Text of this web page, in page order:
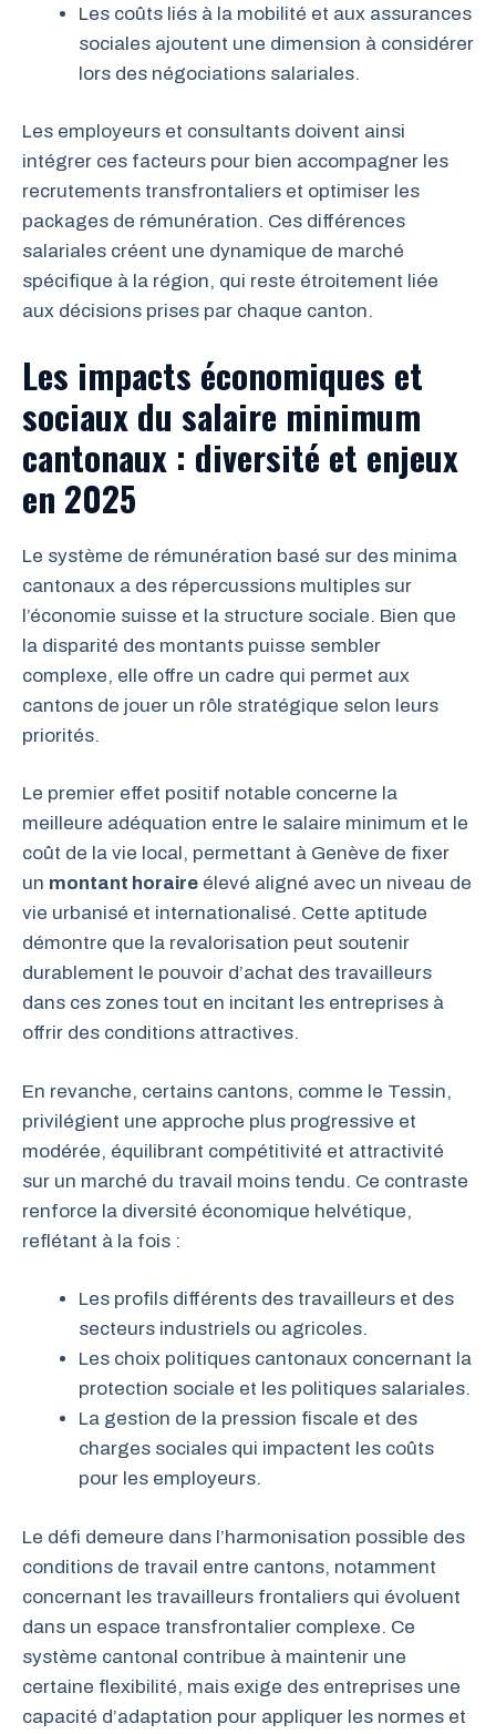
Les coûts liés à la mobilité et aux assurances
sociales ajoutent une dimension à considérer
lors des négociations salariales.
Les employeurs et consultants doivent ainsi
intégrer ces facteurs pour bien accompagner les
recrutements transfrontaliers et optimiser les
packages de rémunération. Ces différences
salariales créent une dynamique de marché
spécifique à la région, qui reste étroitement liée
aux décisions prises par chaque canton.
Les impacts économiques et
sociaux du salaire minimum
cantonaux : diversité et enjeux
en 2025
Le système de rémunération basé sur des minima
cantonaux a des répercussions multiples sur
l’économie suisse et la structure sociale. Bien que
la disparité des montants puisse sembler
complexe, elle offre un cadre qui permet aux
cantons de jouer un rôle stratégique selon leurs
priorités.
Le premier effet positif notable concerne la
meilleure adéquation entre le salaire minimum et le
coût de la vie local, permettant à Genève de fixer
un montant horaire élevé aligné avec un niveau de
vie urbanisé et internationalisé. Cette aptitude
démontre que la revalorisation peut soutenir
durablement le pouvoir d’achat des travailleurs
dans ces zones tout en incitant les entreprises à
offrir des conditions attractives.
En revanche, certains cantons, comme le Tessin,
privilégient une approche plus progressive et
modérée, équilibrant compétitivité et attractivité
sur un marché du travail moins tendu. Ce contraste
renforce la diversité économique helvétique,
reflétant à la fois :
Les profils différents des travailleurs et des
secteurs industriels ou agricoles.
Les choix politiques cantonaux concernant la
protection sociale et les politiques salariales.
La gestion de la pression fiscale et des
charges sociales qui impactent les coûts
pour les employeurs.
Le défi demeure dans l’harmonisation possible des
conditions de travail entre cantons, notamment
concernant les travailleurs frontaliers qui évoluent
dans un espace transfrontalier complexe. Ce
système cantonal contribue à maintenir une
certaine flexibilité, mais exige des entreprises une
capacité d’adaptation pour appliquer les normes et